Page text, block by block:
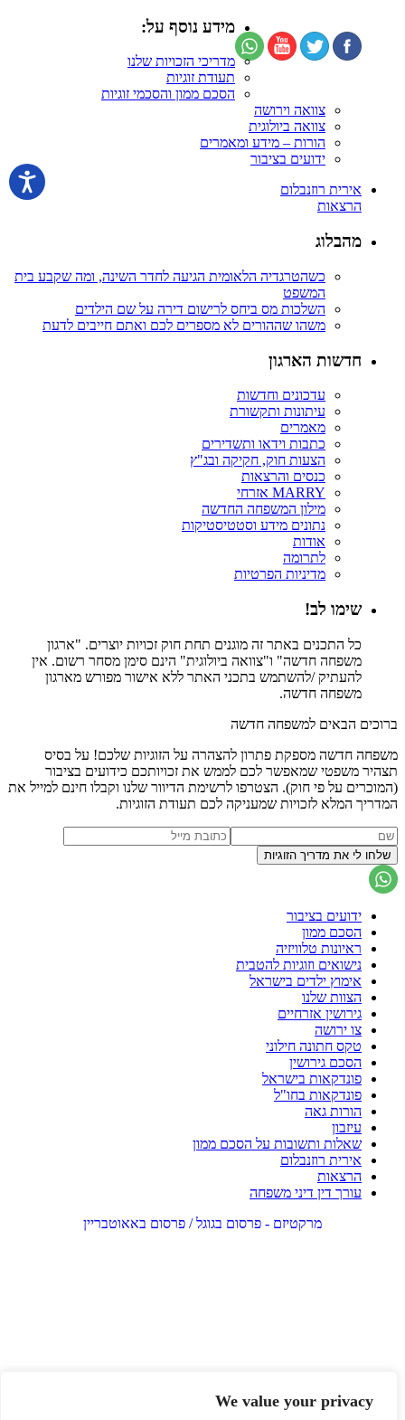
We value your privacy
מידע נוסף על:
מדריכי הזכויות שלנו
תעודת זוגיות
הסכם ממון והסכמי זוגיות
צוואה וירושה
צוואה ביולוגית
הורות – מידע ומאמרים
ידועים בציבור
אירית רוזנבלום
הרצאות
מהבלוג
כשהטרגדיה הלאומית הגיעה לחדר השינה, ומה שקבע בית
המשפט
השלכות מס ביחס לרישום דירה על שם הילדים
משהו שההורים לא מספרים לכם ואתם חייבים לדעת
חדשות הארגון
עדכונים וחדשות
עיתונות ותקשורת
מאמרים
כתבות וידאו ותשדירים
הצעות חוק, חקיקה ובג"ץ
כנסים והרצאות
MARRY אזרחי
מילון המשפחה החדשה
נתונים מידע וסטטיסטיקות
אודות
לתרומה
מדיניות הפרטיות
שימו לב!
כל התכנים באתר זה מוגנים תחת חוק זכויות יוצרים. "ארגון
משפחה חדשה" ו"צוואה ביולוגית" הינם סימן מסחר רשום. אין
להעתיק /להשתמש בתכני האתר ללא אישור מפורש מארגון
משפחה חדשה.
ברוכים הבאים למשפחה חדשה
משפחה חדשה מספקת פתרון להצהרה על הזוגיות שלכם! על בסיס
תצהיר משפטי שמאפשר לכם לממש את זכויותכם כידועים בציבור
(המוכרים על פי חוק). הצטרפו לרשימת הדיוור שלנו וקבלו חינם למייל את
המדריך המלא לזכויות שמעניקה לכם תעודת הזוגיות.
ידועים בציבור
הסכם ממון
ראיונות טלוויזיה
נישואים וזוגיות להטבית
אימוץ ילדים בישראל
הצוות שלנו
גירושין אזרחיים
צו ירושה
טקס חתונה חילוני
הסכם גירושין
פונדקאות בישראל
פונדקאות בחו"ל
הורות גאה
עיזבון
שאלות ותשובות על הסכם ממון
אירית רוזנבלום
הרצאות
עורך דין דיני משפחה
מרקטיזם - פרסום בגוגל / פרסום באאוטבריין